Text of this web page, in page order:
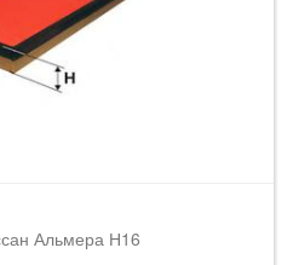
Альмера Н16